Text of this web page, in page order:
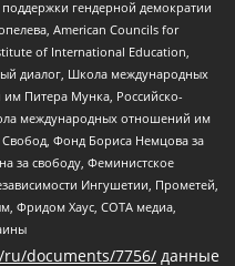
гендерной демократии
American Councils for
of International Education,
диалог, Школа международных
Питера Мунка, Российско-
международных отношений им
Фонд Бориса Немцова за
за свободу, Феминистское
Ингушетии, Прометей,
Фридом Хаус, СОТА медиа,
documents/7756/ данные